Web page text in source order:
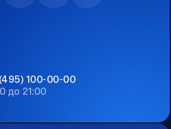
100-00-00
до 21:00